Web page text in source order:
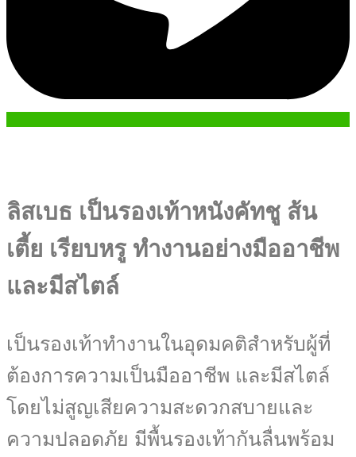
ลิสเบธ เป็นรองเท้าหนังคัทชู ส้น
เตี้ย เรียบหรู ทำงานอย่างมืออาชีพ
และมีสไตล์
เป็นรองเท้าทำงานในอุดมคติสำหรับผู้ที่
ต้องการความเป็นมืออาชีพ และมีสไตล์
โดยไม่สูญเสียความสะดวกสบายและ
ความปลอดภัย มีพื้นรองเท้ากันลื่นพร้อม